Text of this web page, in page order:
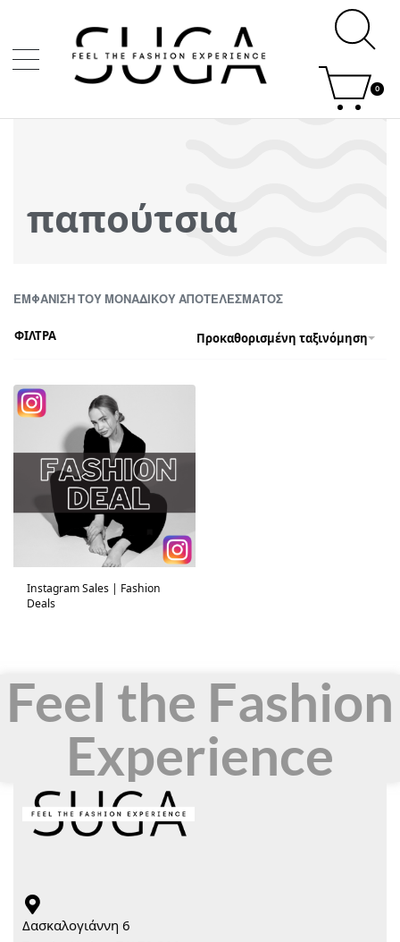
0
παπούτσια
ΕΜΦΆΝΙΣΗ ΤΟΥ ΜΟΝΑΔΙΚΟΎ ΑΠΟΤΕΛΈΣΜΑΤΟΣ
Προκαθορισμένη ταξινόμηση
ΦΙΛΤΡΑ
Instagram Sales | Fashion
Deals
Feel the Fashion
Experience
Δασκαλογιάννη 6